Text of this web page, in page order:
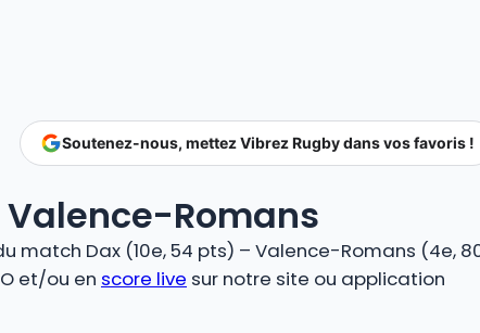
Soutenez-nous, mettez Vibrez Rugby dans vos favoris !
Romans
match Dax (10e, 54 pts) – Valence-Romans (4e,
et/ou en score live sur notre site ou application